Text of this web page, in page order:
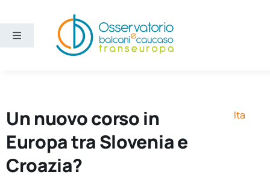
contenuto
Toggle
Ricerca e divulgazione
Un nuovo corso in
Europa tra Slovenia e
Croazia?
Ita